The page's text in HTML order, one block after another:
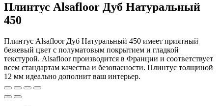
Плинтус Alsafloor Дуб Натуральный
450
Плинтус Alsafloor Дуб Натуральный 450 имеет приятный
бежевый цвет с полуматовым покрытием и гладкой
текстурой. Alsafloor производится в Франции и соответствует
всем стандартам качества и безопасности. Плинтус толщиной
12 мм идеально дополнит ваш интерьер.